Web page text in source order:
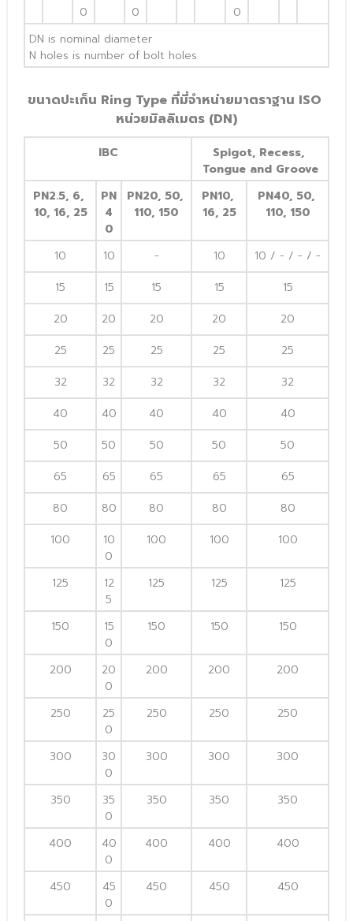
0
0
0
DN is nominal diameter
N holes is number of bolt holes
ขนาดปะเก็น Ring Type ที่มี่จำหน่ายมาตราฐาน ISO
หน่วยมิลลิเมตร (DN)
IBC
Spigot, Recess,
Tongue and Groove
PN2.5, 6,
10, 16, 25
PN
4
0
PN20, 50,
110, 150
PN10,
16, 25
PN40, 50,
110, 150
10 10 - 10
10 / - / - / -
15
15 15 15
15
20
20 20 20
20
25
25 25 25
25
32
32 32 32
32
40
40 40 40
40
50
50 50 50
50
65
65 65 65
65
80
80 80 80
80
100
10
0
100 100 100
125
12
5
125 125 125
150
15
0
150 150 150
200
20
0
200 200 200
250
25
0
250 250 250
300
30
0
300 300 300
350
35
0
350 350 350
400
40
0
400 400 400
450
45
0
450 450 450